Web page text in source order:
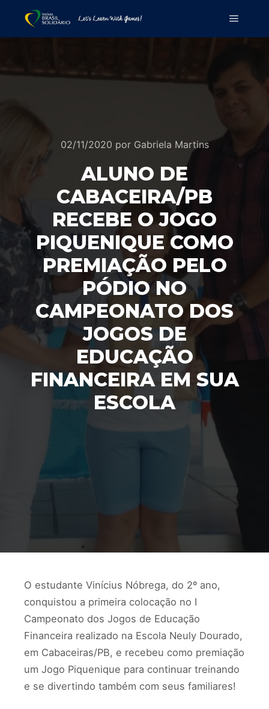
02/11/2020 por Gabriela Martins
ALUNO DE
CABACEIRA/PB
RECEBE O JOGO
PIQUENIQUE COMO
PREMIAÇÃO PELO
PÓDIO NO
CAMPEONATO DOS
JOGOS DE
EDUCAÇÃO
FINANCEIRA EM SUA
ESCOLA
O estudante Vinícius Nóbrega, do 2º ano,
conquistou a primeira colocação no I
Campeonato dos Jogos de Educação
Financeira realizado na Escola Neuly Dourado,
em Cabaceiras/PB, e recebeu como premiação
um Jogo Piquenique para continuar treinando
e se divertindo também com seus familiares!